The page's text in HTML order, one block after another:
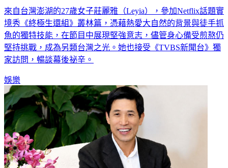
來自台灣澎湖的27歲女子莊麗雅（Leyia），參加Netflix話題實
境秀《終極生還組》叢林篇，憑藉熱愛大自然的背景與徒手抓
魚的獨特技能，在節目中展現堅強意志，儘管身心備受煎熬仍
堅持挑戰，成為另類台灣之光。她也接受《TVBS新聞台》獨
家訪問，暢談幕後祕辛。
娛樂